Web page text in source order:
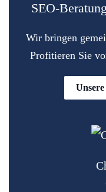
SEO-
Wir bringen
Profitieren Sie